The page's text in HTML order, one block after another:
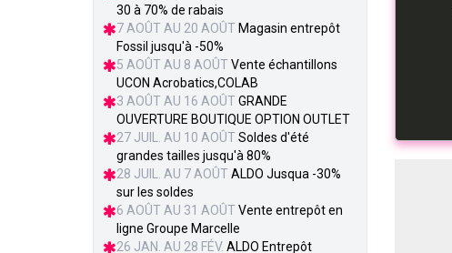
30 à 70% de rabais
7 AOÛT AU 20 AOÛT Magasin entrepôt
Fossil jusqu'à -50%
5 AOÛT AU 8 AOÛT Vente échantillons
UCON Acrobatics,COLAB
3 AOÛT AU 16 AOÛT GRANDE
OUVERTURE BOUTIQUE OPTION OUTLET
27 JUIL. AU 10 AOÛT Soldes d'été
grandes tailles jusqu'à 80%
28 JUIL. AU 7 AOÛT ALDO Jusqua -30%
sur les soldes
6 AOÛT AU 31 AOÛT Vente entrepôt en
ligne Groupe Marcelle
26 JAN. AU 28 FÉV. ALDO Entrepôt